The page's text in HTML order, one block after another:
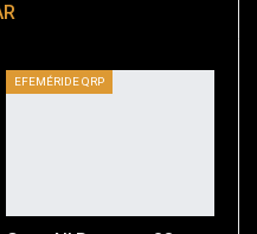
EFEMÉRIDE QRP